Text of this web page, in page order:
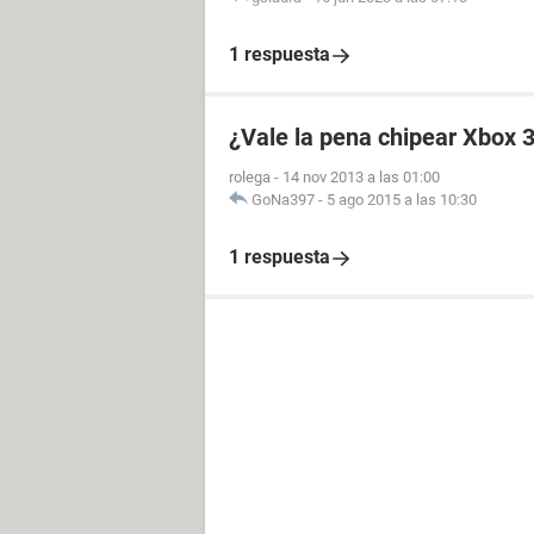
1 respuesta
¿Vale la pena chipear Xbox
rolega - 14 nov 2013 a las 01:00
GoNa397 - 5 ago 2015 a las 10:30
1 respuesta